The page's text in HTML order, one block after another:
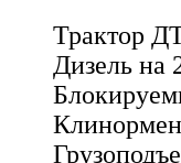
Трактор
Дизель на